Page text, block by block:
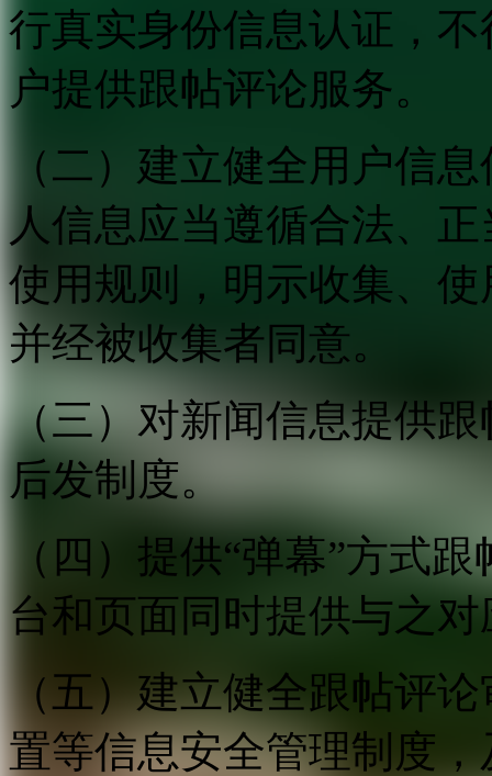
行真实身份信息认证，
户提供跟帖评论服务。
（二）建立健全用户信
人信息应当遵循合法、
使用规则，明示收集、
并经被收集者同意。
（三）对新闻信息提供
后发制度。
（四）提供“弹幕”方式
台和页面同时提供与之
（五）建立健全跟帖评
置等信息安全管理制度